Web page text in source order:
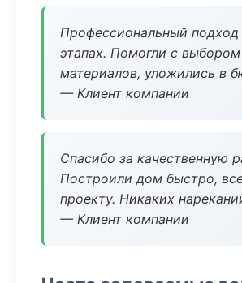
Профессиональный подход
этапах. Помогли с выбором
материалов, уложились в
— Клиент компании
Спасибо за качественную
Построили дом быстро,
проекту. Никаких
— Клиент компании